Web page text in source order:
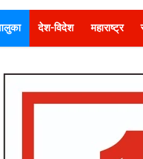
देश-विदेश महाराष्ट्र